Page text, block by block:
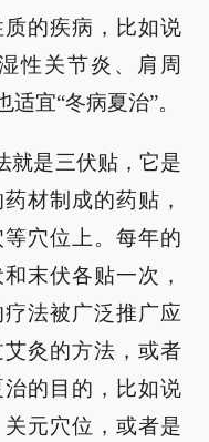
的疾病，比如说
性关节炎、肩周
宜“冬病夏治”。
就是三伏贴，它是
材制成的药贴，
穴位上。每年的
末伏各贴一次，
法被广泛推广应
灸的方法，或者
的目的，比如说
元穴位，或者是